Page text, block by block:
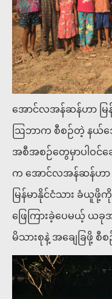
အောင်လအန်ဆန်ဟာ မြ
ဩဘာက စီစဉ်တဲ့ နယ်
အစီအစဉ်တွေမှာပါဝင်
က အောင်လအန်ဆန်ဟာ
မြန်မာနိုင်ငံသား ခံ
ဖြေကြားခဲ့ပေမယ့် ယခု
မိသားစုနဲ့ အချေခြဖို့